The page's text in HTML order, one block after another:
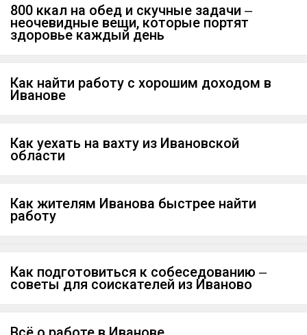
800 ккал на обед и скучные задачи ‒
неочевидные вещи, которые портят
здоровье каждый день
Как найти работу с хорошим доходом в
Иванове
Как уехать на вахту из Ивановской
области
Как жителям Иванова быстрее найти
работу
Как подготовиться к собеседованию ‒
советы для соискателей из Иваново